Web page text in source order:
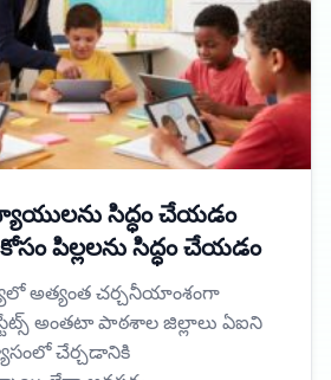
సిద్ధం చేయడం
పిల్లలను సిద్ధం చేయడం
అత్యంత చర్చనీయాంశంగా
అంతటా పాఠశాల జిల్లాలు ఏఐని
చేర్చడానికి